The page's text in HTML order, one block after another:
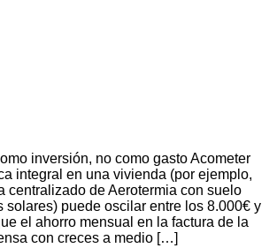
inversión, no como gasto Acometer
integral en una vivienda (por ejemplo,
centralizado de Aerotermia con suelo
solares) puede oscilar entre los 8.000€ y
el ahorro mensual en la factura de la
con creces a medio […]